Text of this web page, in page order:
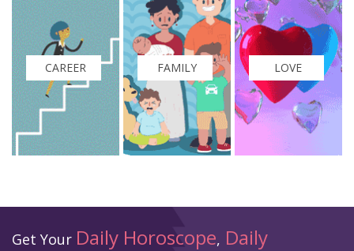
FAMILY LOVE BEAUTY
Get Your Daily Horoscope, Daily